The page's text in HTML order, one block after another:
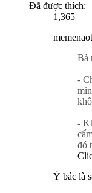
Đã được thích:
1,365
Bà
-
-
đó
Ý bác là